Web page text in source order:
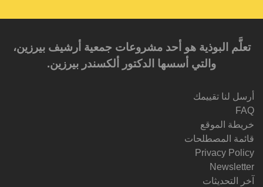
تعلَّم البوذية هو أحد مشروعات جمعية أرشيف بيرزين،
والتي أسسها الدكتور ألكسندر بيرزين.‎‎
أرسل لنا تقييمك
FAQ
خريطة الموقع
قائمة المصطلحات
Privacy Policy
Newsletter
آخر التحديثات